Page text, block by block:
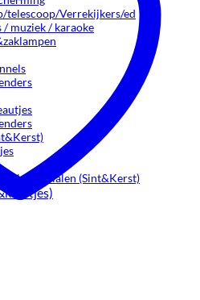
telescoop/Verrekijkers/ed
muziek / karaoke
(Sint&Kerst)